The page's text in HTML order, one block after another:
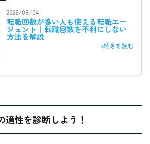
2026/08/04
転職回数が多い人も使える転職エー
ジェント｜転職回数を不利にしない
方法を解説
>続きを読む
適性を診断しよう！